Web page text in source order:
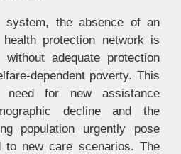
the absence of an
protection network is
adequate protection
dependent poverty. This
need for new assistance
decline and the
population urgently pose
to new care scenarios. The